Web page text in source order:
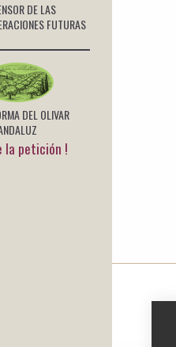
DE LAS
FUTURAS
DEL OLIVAR
la petición !